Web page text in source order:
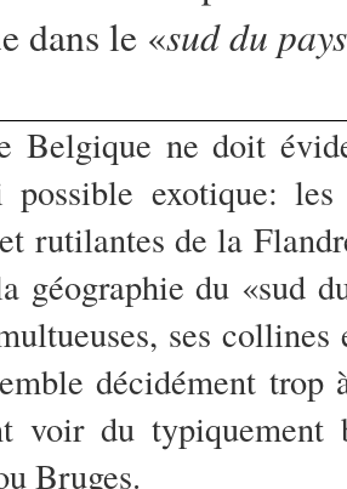
dans le «sud du pays
Belgique ne doit
possible exotique:
rutilantes de la
géographie du «sud
ses
décidément
voir du typiquement
Bruges.